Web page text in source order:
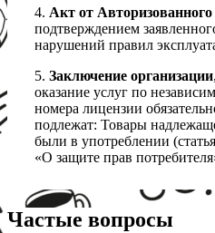
4. Акт от Авторизованного
подтверждением
нарушений правил
5. Заключение организации
оказание услуг по
номера лицензии
подлежат: Товары
были в употреблении
«О защите прав
Частые вопросы